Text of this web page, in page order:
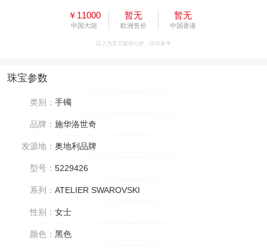
￥11000
中国大陆
暂无
欧洲售价
暂无
中国香港
以上为官方媒体公价，仅供参考
珠宝参数
类别： 手镯
品牌： 施华洛世奇
发源地： 奥地利品牌
型号： 5229426
系列： ATELIER SWAROVSKI
性别： 女士
颜色： 黑色